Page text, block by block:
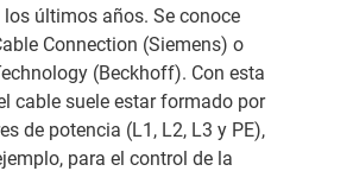
los últimos años. Se conoce
Connection (Siemens) o
(Beckhoff). Con esta
cable suele estar formado por
de potencia (L1, L2, L3 y PE),
para el control de la